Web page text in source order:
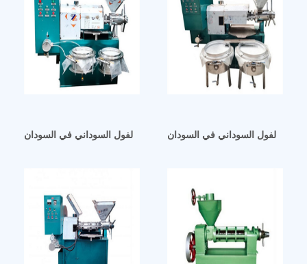
آلة طرد زيت الفول السوداني في السودانزيت الفول السوداني في السودان